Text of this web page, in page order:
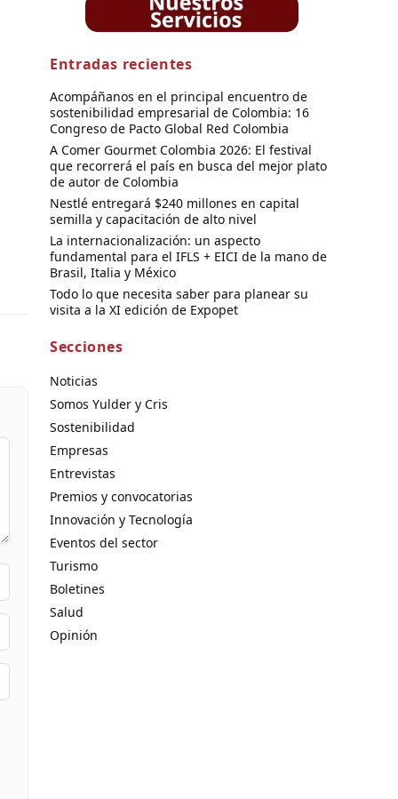
Entradas recientes
Acompáñanos en el principal encuentro de
sostenibilidad empresarial de Colombia: 16
Congreso de Pacto Global Red Colombia
A Comer Gourmet Colombia 2026: El festival
que recorrerá el país en busca del mejor plato
de autor de Colombia
Nestlé entregará $240 millones en capital
semilla y capacitación de alto nivel
La internacionalización: un aspecto
fundamental para el IFLS + EICI de la mano de
Brasil, Italia y México
Todo lo que necesita saber para planear su
visita a la XI edición de Expopet
Secciones
Noticias
Somos Yulder y Cris
Sostenibilidad
Empresas
Entrevistas
Premios y convocatorias
Innovación y Tecnología
Eventos del sector
Turismo
Boletines
Salud
Opinión